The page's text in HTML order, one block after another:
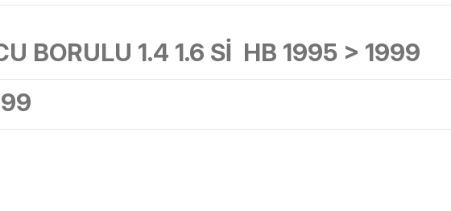
BORULU 1.4 1.6 Sİ HB 1995 > 1999